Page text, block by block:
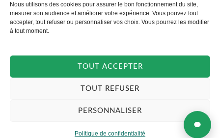
Nous utilisons des cookies pour assurer le bon fonctionnement du site,
mesurer son audience et améliorer votre expérience. Vous pouvez tout
accepter, tout refuser ou personnaliser vos choix. Vous pourrez les modifier
à tout moment.
TOUT ACCEPTER
TOUT REFUSER
PERSONNALISER
Politique de confidentialité
m
a
i
Copyright © 2026 TAKOORI.